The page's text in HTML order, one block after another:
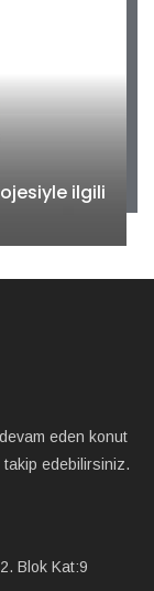
ilgili
eden konut
edebilirsiniz.
Blok Kat:9